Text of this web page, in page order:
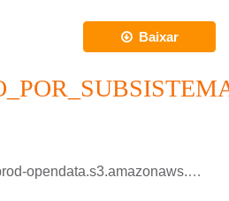
Baixar
dataset/ear_subsistema_di/EAR_DIARIO_SUBSISTEMA_2019.xlsx